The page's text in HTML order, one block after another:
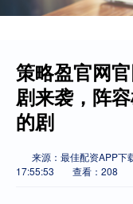
策略盈官网
剧来袭，阵
的剧
来源：最佳配资APP下
17:55:53
查看：208